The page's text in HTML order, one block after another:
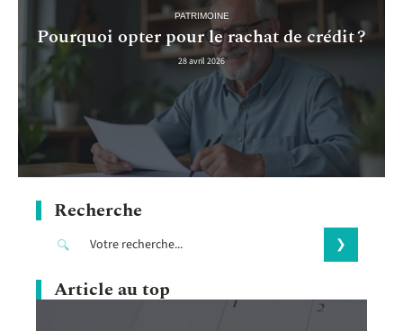
PATRIMOINE
Pourquoi opter pour le rachat de crédit ?
28 avril 2026
Recherche
Article au top